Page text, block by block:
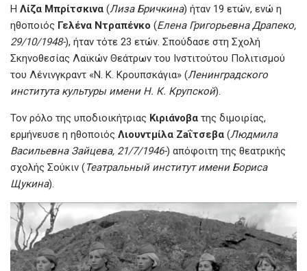
Η Λίζα Μπρίτσκινα (Лиза Бричкина) ήταν 19 ετών, ενώ η
ηθοποιός Γελένα Ντραπένκο (Елена Григорьевна Драпеко,
29/10/1948-), ήταν τότε 23 ετών. Σπούδασε στη Σχολή
Σκηνοθεσίας Λαϊκών Θεάτρων του Ινστιτούτου Πολιτισμού
του Λένινγκραντ «Ν. Κ. Κρουπσκάγια» (Ленинградского
института культуры имени Н. К. Крупской).
Τον ρόλο της υποδιοικήτριας Κιριάνοβα της διμοιρίας,
ερμήνευσε η ηθοποιός Λιουντμίλα Ζaΐτσεβα (Людмила
Васильевна Зайцева, 21/7/1946-) απόφοιτη της θεατρικής
σχολής Σούκιν (Театральный институт имени Бориса
Щукина).